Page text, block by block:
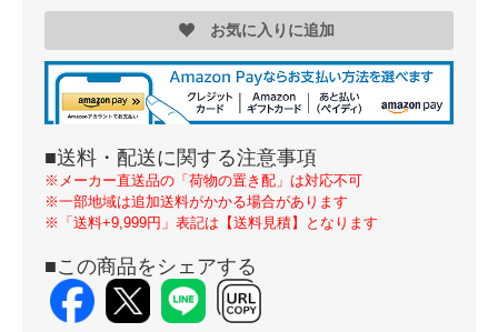
お気に入りに追加
■送料・配送に関する注意事項
※メーカー直送品の「荷物の置き配」は対応不可
※一部地域は追加送料がかかる場合があります
※「送料+9,999円」表記は【送料見積】となります
■この商品をシェアする